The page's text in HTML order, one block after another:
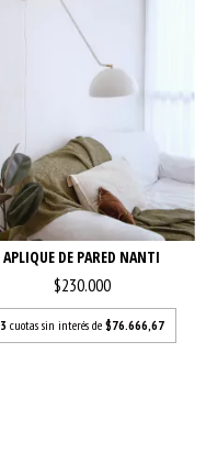
APLIQUE DE PARED NANTI
$230.000
3 cuotas sin interés de $76.666,67